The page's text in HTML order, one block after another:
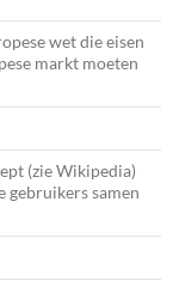
wet die eisen
markt moeten
(zie Wikipedia)
gebruikers samen